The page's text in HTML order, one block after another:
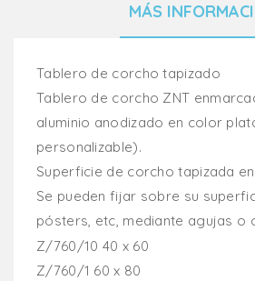
MÁS
Tablero de corcho tapizado
Tablero de corcho ZNT
aluminio anodizado en color
personalizable).
Superficie de corcho tapizada
Se pueden fijar sobre su
pósters, etc, mediante agujas o
Z/760/10 40 x 60
Z/760/1 60 x 80